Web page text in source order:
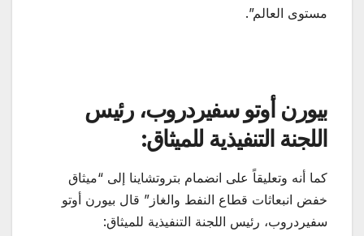
مستوى العالم”.
بيورن أوتو سفيردروب، رئيس
اللجنة التنفيذية للميثاق:
كما أنه وتعليقاً على انضمام بتروتشاينا إلى “ميثاق
خفض انبعاثات قطاع النفط والغاز” قال بيورن أوتو
سفيردروب، رئيس اللجنة التنفيذية للميثاق: